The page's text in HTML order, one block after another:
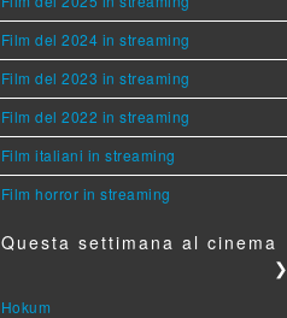
Film del 2024 in streaming
Film del 2023 in streaming
Film del 2022 in streaming
Film italiani in streaming
Film horror in streaming
Questa settimana al cinema
❯
Hokum